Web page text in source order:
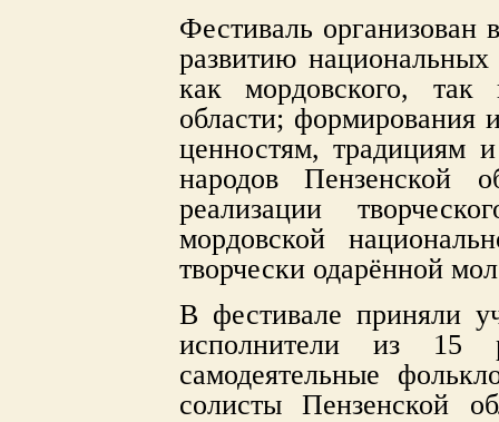
Фестиваль организован
развитию национальных
как мордовского, так
области; формирования
ценностям, традициям
народов Пензенской
реализации
мордовской
творчески одарённой
В фестивале приняли
исполнители из 15
самодеятельные
солисты Пензенской